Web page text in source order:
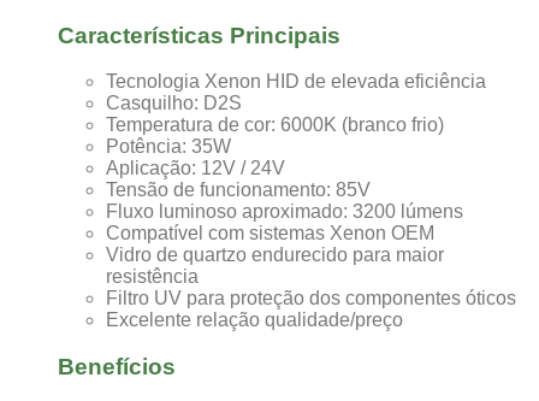
Características Principais
Tecnologia Xenon HID de elevada eficiência
Casquilho: D2S
Temperatura de cor: 6000K (branco frio)
Potência: 35W
Aplicação: 12V / 24V
Tensão de funcionamento: 85V
Fluxo luminoso aproximado: 3200 lúmens
Compatível com sistemas Xenon OEM
Vidro de quartzo endurecido para maior
resistência
Filtro UV para proteção dos componentes óticos
Excelente relação qualidade/preço
Benefícios